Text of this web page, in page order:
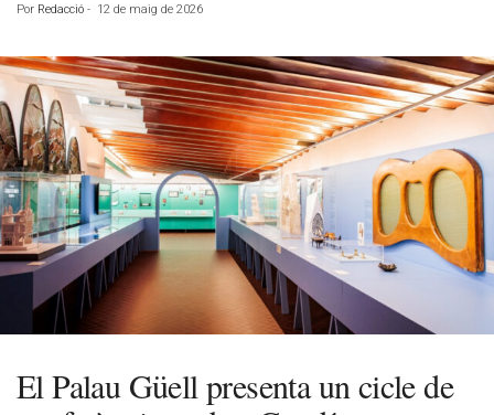
Por Redacció - 12 de maig de 2026
El Palau Güell presenta un cicle de